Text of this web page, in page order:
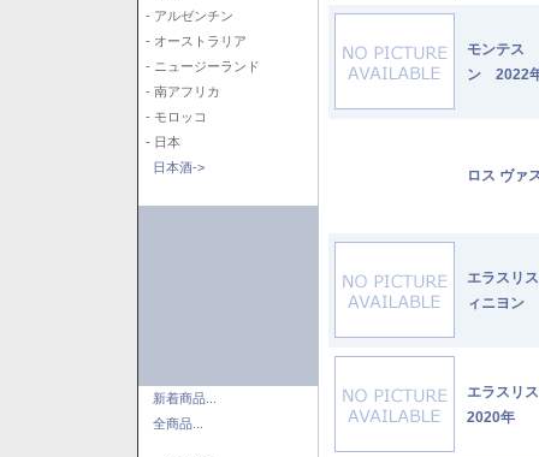
- アルゼンチン
- オーストラリア
- ニュージーランド
- 南アフリカ
- モロッコ
- 日本
日本酒->
新着商品...
全商品...
モンテス
ン 2022
ロス ヴァ
エラスリ
ィニヨン
エラスリ
2020年